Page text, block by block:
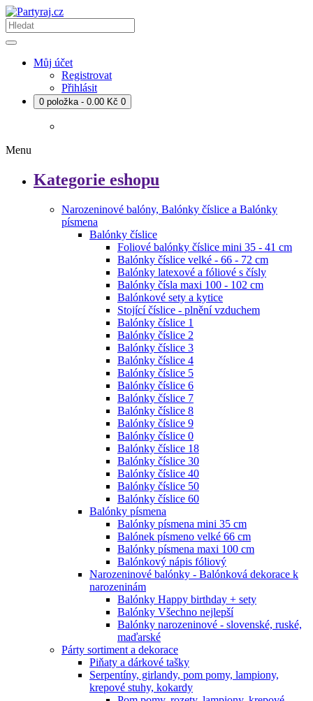
Můj účet
Registrovat
Přihlásit
0 položka - 0.00 Kč 0
Menu
Kategorie eshopu
Narozeninové balóny, Balónky číslice a Balónky
písmena
Balónky číslice
Foliové balónky číslice mini 35 - 41 cm
Balónky číslice velké - 66 - 72 cm
Balónky latexové a fóliové s čísly
Balónky čísla maxi 100 - 102 cm
Balónkové sety a kytice
Stojící číslice - plnění vzduchem
Balónky číslice 1
Balónky číslice 2
Balónky číslice 3
Balónky číslice 4
Balónky číslice 5
Balónky číslice 6
Balónky číslice 7
Balónky číslice 8
Balónky číslice 9
Balónky číslice 0
Balónky číslice 18
Balónky číslice 30
Balónky číslice 40
Balónky číslice 50
Balónky číslice 60
Balónky písmena
Balónky písmena mini 35 cm
Balónek písmeno velké 66 cm
Balónky písmena maxi 100 cm
Balónkový nápis fóliový
Narozeninové balónky - Balónková dekorace k
narozeninám
Balónky Happy birthday + sety
Balónky Všechno nejlepší
Balónky narozeninové - slovenské, ruské,
maďarské
Párty sortiment a dekorace
Piňaty a dárkové tašky
Serpentíny, girlandy, pom pomy, lampiony,
krepové stuhy, kokardy